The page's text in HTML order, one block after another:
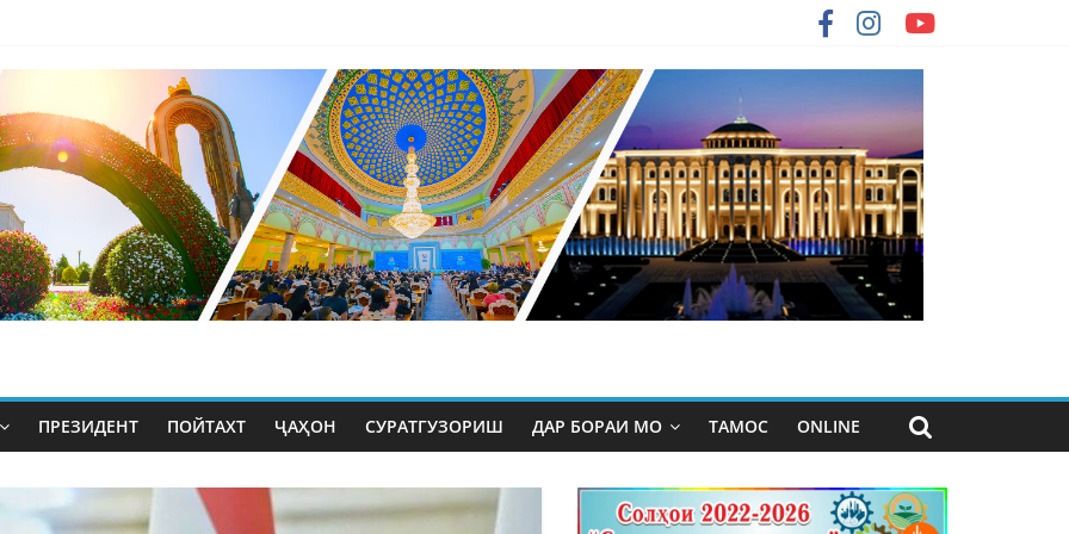
ПРЕЗИДЕНТ ПОЙТАХТ ҶАҲОН СУРАТГУЗОРИШ ДАР БОРАИ МО ТАМОС ONLINE